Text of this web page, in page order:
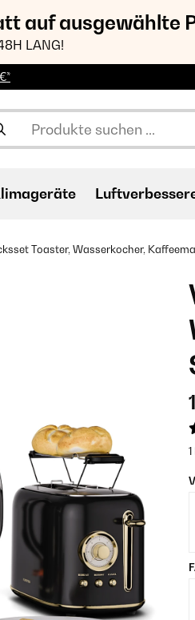
auf ausgewählte
LANG!
Toaster, Wasserkocher,